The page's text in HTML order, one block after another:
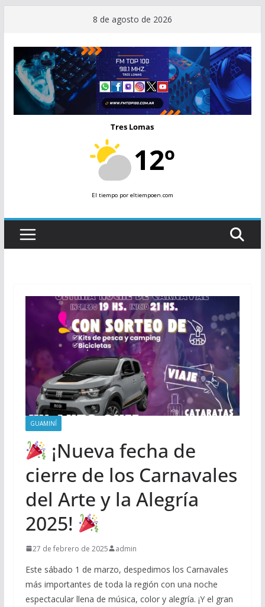
contenido
8 de agosto de 2026
Tres Lomas
12º
El tiempopor eltiempoen.com
GUAMINÍ
¡Nueva fecha de
cierre de los Carnavales
del Arte y la Alegría
2025!
27 de febrero de 2025 admin
Este sábado 1 de marzo, despedimos los Carnavales
más importantes de toda la región con una noche
espectacular llena de música, color y alegría. ¡Y el gran